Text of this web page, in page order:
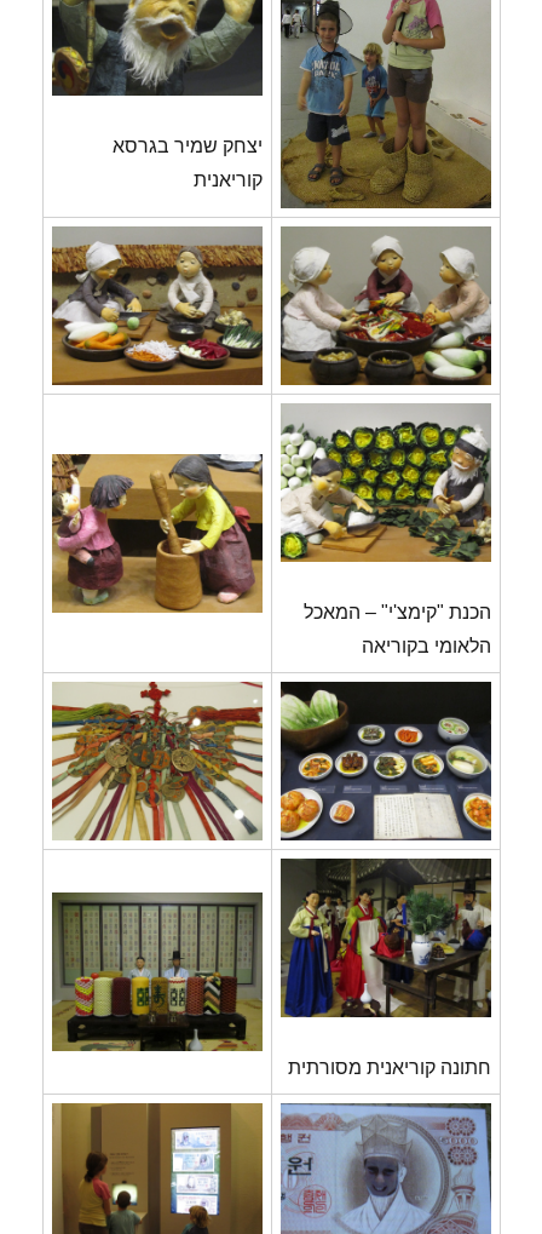
יצחק שמיר בגרסא
קוריאנית
הכנת "קימצ'י" – המאכל
הלאומי בקוריאה
חתונה קוריאנית מסורתית